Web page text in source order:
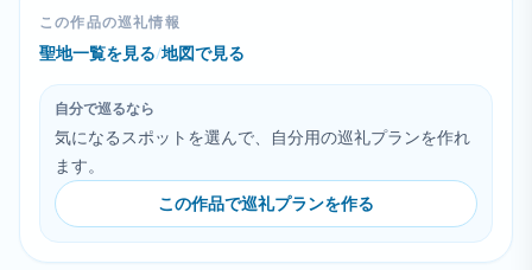
この作品の巡礼情報
聖地一覧を見る/地図で見る
自分で巡るなら
気になるスポットを選んで、自分用の巡礼プランを作れ
ます。
この作品で巡礼プランを作る